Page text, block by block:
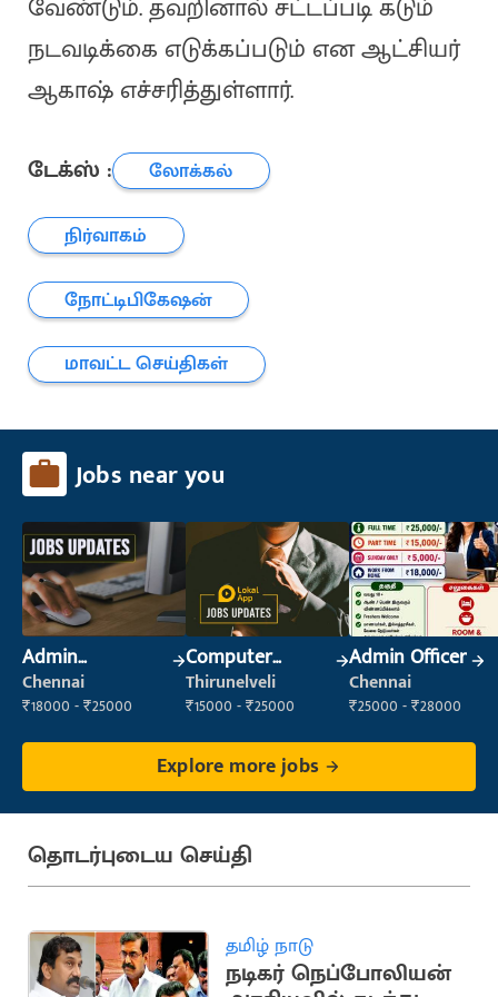
வேண்டும். தவறினால் சட்டப்படி கடும்
நடவடிக்கை எடுக்கப்படும் என ஆட்சியர்
ஆகாஷ் எச்சரித்துள்ளார்.
டேக்ஸ் :
லோக்கல்
நிர்வாகம்
நோட்டிபிகேஷன்
மாவட்ட செய்திகள்
Jobs near you
Admin
Supervisor
Chennai
₹18000 - ₹25000
Computer
Operator
Thirunelveli
₹15000 - ₹25000
Admin Officer
Chennai
₹25000 - ₹28000
Explore more jobs
தொடர்புடைய செய்தி
தமிழ் நாடு
நடிகர் நெப்போலியன்